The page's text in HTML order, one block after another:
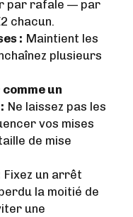
par rafale — par
chacun.
: Maintient les
plusieurs
un
Ne laissez pas les
vos mises
de mise
Fixez un arrêt
la moitié de
une